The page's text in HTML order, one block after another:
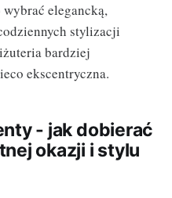
elegancką,
stylizacji
bardziej
ekscentryczna.
- jak dobierać
okazji i stylu